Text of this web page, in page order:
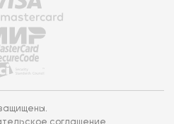
соглашение